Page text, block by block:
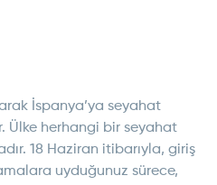
İspanya’ya seyahat
Ülke herhangi bir seyahat
18 Haziran itibarıyla, giriş
uyduğunuz sürece,